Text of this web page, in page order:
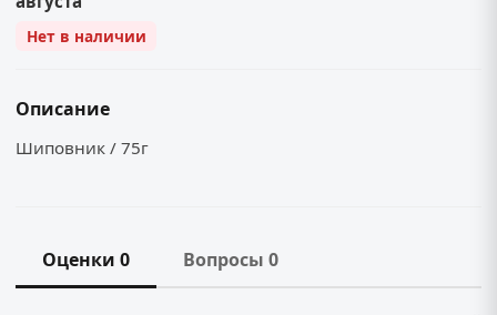
Нет в наличии
Описание
Шиповник / 75г
Оценки 0 Вопросы 0